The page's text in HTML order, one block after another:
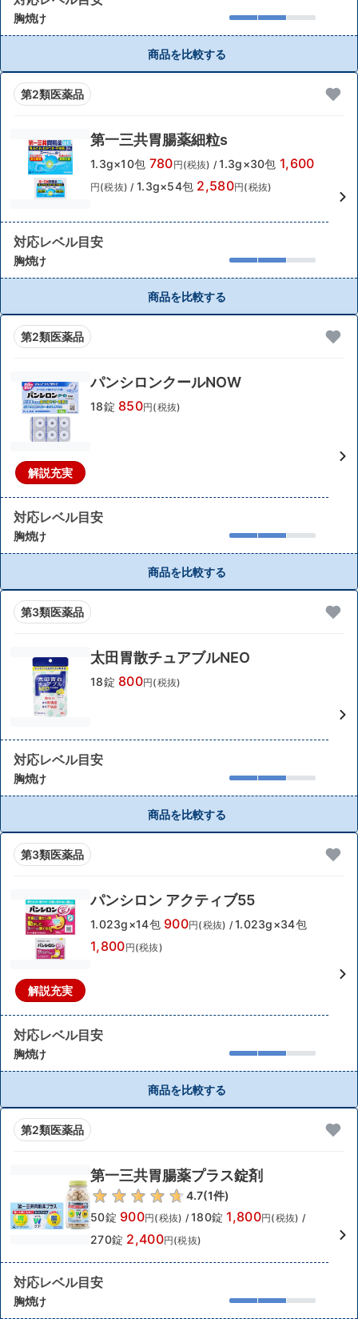
胸焼け
商品を比較する
第2類医薬品
第一三共胃腸薬細粒s
1.3g×10包 780円(税抜) / 1.3g×30包 1,600
円(税抜) / 1.3g×54包 2,580円(税抜)
対応レベル目安
胸焼け
商品を比較する
第2類医薬品
解説充実
パンシロンクールNOW
18錠 850円(税抜)
対応レベル目安
胸焼け
商品を比較する
第3類医薬品
太田胃散チュアブルNEO
18錠 800円(税抜)
対応レベル目安
胸焼け
商品を比較する
第3類医薬品
解説充実
パンシロン アクティブ55
1.023g×14包 900円(税抜) / 1.023g×34包
1,800円(税抜)
対応レベル目安
胸焼け
商品を比較する
第2類医薬品
第一三共胃腸薬プラス錠剤
4.7(1件)
50錠 900円(税抜) / 180錠 1,800円(税抜) /
270錠 2,400円(税抜)
対応レベル目安
胸焼け